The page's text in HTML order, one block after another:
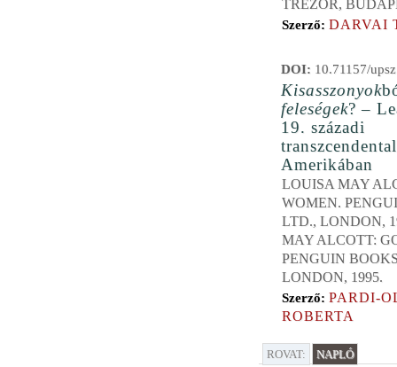
TREZOR,
Szerző: DARVAI
DOI: 10.71157/
Kisasszonyok
feleségek? –
19. századi
Amerikában
LOUISA MAY
WOMEN.
LTD., LONDON,
MAY ALCOTT:
PENGUIN
LONDON, 1995.
Szerző: PARDI-
ROBERTA
ROVAT: NAPLÓ